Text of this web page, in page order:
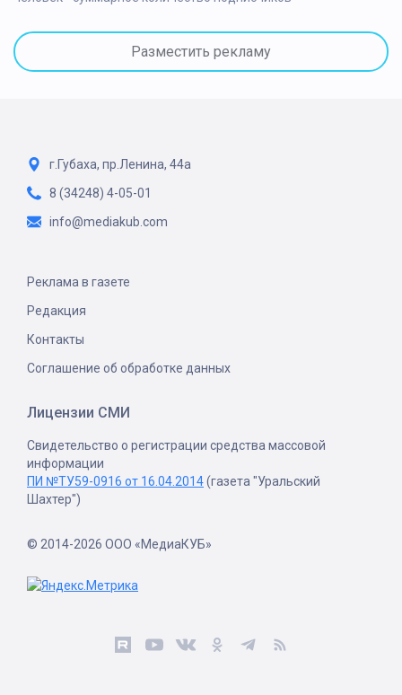
Разместить рекламу
г.Губаха, пр.Ленина, 44а
8 (34248) 4-05-01
info@mediakub.com
Реклама в газете
Редакция
Контакты
Соглашение об обработке данных
Лицензии СМИ
Свидетельство о регистрации средства массовой
информации
ПИ №ТУ59-0916 от 16.04.2014(газета "Уральский
Шахтер")
© 2014-2026 ООО «МедиаКУБ»